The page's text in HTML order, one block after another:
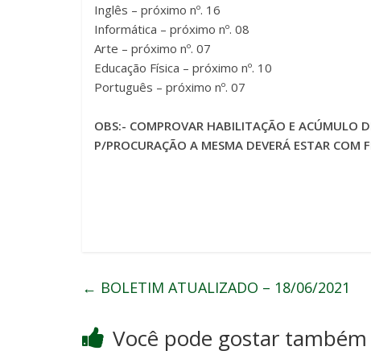
Inglês – próximo nº. 16
Informática – próximo nº. 08
Arte – próximo nº. 07
Educação Física – próximo nº. 10
Português – próximo nº. 07
OBS:- COMPROVAR HABILITAÇÃO E ACÚMULO
P/PROCURAÇÃO A MESMA DEVERÁ ESTAR COM
← BOLETIM ATUALIZADO – 18/06/2021
Você pode gostar também